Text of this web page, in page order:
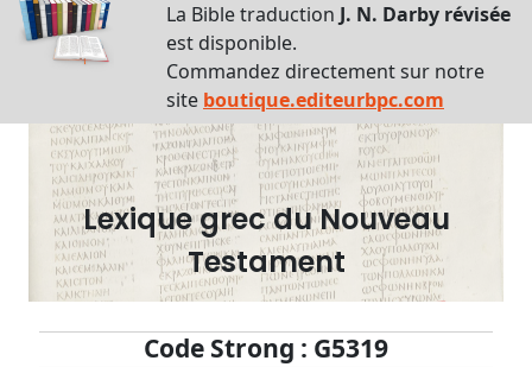
La Bible traduction J. N. Darby révisée
est disponible.
Commandez directement sur notre
site boutique.editeurbpc.com
Lexique grec du Nouveau
Testament
Code Strong : G5319
Recherche
Rechercher
par
lettre
Rechercher
par
mot
français